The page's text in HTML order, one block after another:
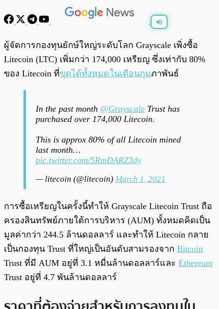
/ 0:00
ผู้จัดการกองทุนยักษ์ใหญ่ระดับโลก Grayscale เพิ่งซื้อ
Litecoin (LTC) เพิ่มกว่า 174,000 เหรียญ ซึ่งเท่ากับ 80%
ของ Litecoin ที่ขุดได้ทั้งหมดในเดือนกุมภาพันธ์
In the past month @Grayscale Trust has
purchased over 174,000 Litecoin.
This is approx 80% of all Litecoin mined
last month…
pic.twitter.com/5RmDARZ3dy
— litecoin (@litecoin) March 1, 2021
การซื้อเหรียญในครั้งนี้ทำให้ Grayscale Litecoin Trust ถือ
ครองสินทรัพย์ภายใต้การบริหาร (AUM) ทั้งหมดคิดเป็น
มูลค่ากว่า 244.5 ล้านดอลลาร์ และทำให้ Litecoin กลาย
เป็นกองทุน Trust ที่ใหญ่เป็นอันดับสามรองจาก Bitcoin
Trust ที่มี AUM อยู่ที่ 3.1 หมื่นล้านดอลลาร์และ Ethereum
Trust อยู่ที่ 4.7 พันล้านดอลลาร์